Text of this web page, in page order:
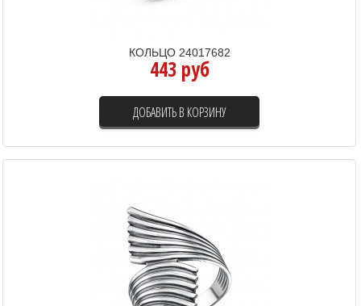
КОЛЬЦО 24017682
443 руб
ДОБАВИТЬ В КОРЗИНУ